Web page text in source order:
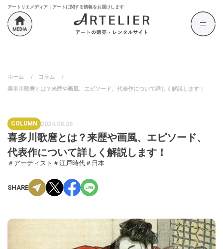
アートリエメディア｜アートに関する情報をお届けします
ホーム / コラム /
喜多川歌麿とは？来歴や画風、エピソード、代表作について詳しく解説します！
COLUMN 2024.08.26
喜多川歌麿とは？来歴や画風、エピソード、
代表作について詳しく解説します！
＃アーティスト ＃江戸時代 ＃日本
SHARE